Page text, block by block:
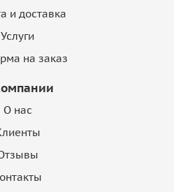
и доставка
Услуги
на заказ
О нас